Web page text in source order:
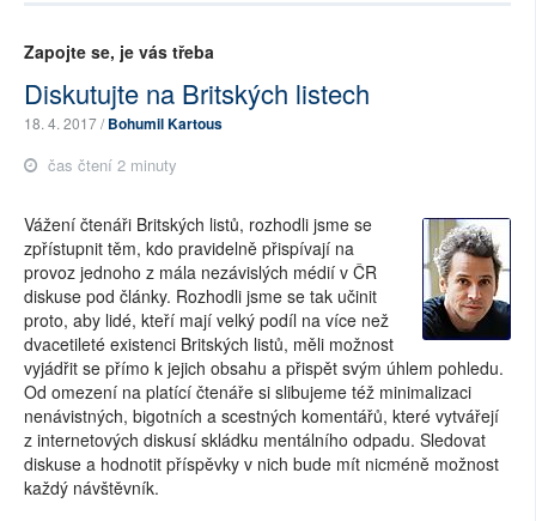
Zapojte se, je vás třeba
Diskutujte na Britských listech
18. 4. 2017 /Bohumil Kartous
čas čtení 2 minuty
Vážení čtenáři Britských listů, rozhodli jsme se
zpřístupnit těm, kdo pravidelně přispívají na
provoz jednoho z mála nezávislých médií v ČR
diskuse pod články. Rozhodli jsme se tak učinit
proto, aby lidé, kteří mají velký podíl na více než
dvacetileté existenci Britských listů, měli možnost
vyjádřit se přímo k jejich obsahu a přispět svým úhlem pohledu.
Od omezení na platící čtenáře si slibujeme též minimalizaci
nenávistných, bigotních a scestných komentářů, které vytvářejí
z internetových diskusí skládku mentálního odpadu. Sledovat
diskuse a hodnotit příspěvky v nich bude mít nicméně možnost
každý návštěvník.